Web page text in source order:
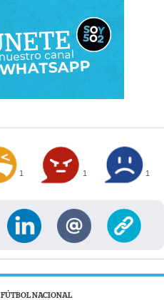
1 1 1
FÚTBOL NACIONAL